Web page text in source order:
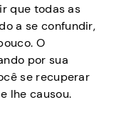
que todas as
a se confundir,
O
por sua
se recuperar
lhe causou.